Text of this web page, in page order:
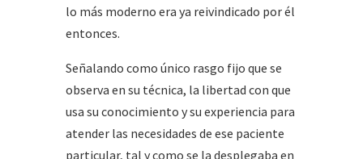
lo más moderno era ya reivindicado por él
entonces.
Señalando como único rasgo fijo que se
observa en su técnica, la libertad con que
usa su conocimiento y su experiencia para
atender las necesidades de ese paciente
particular, tal y como se la desplegaba en